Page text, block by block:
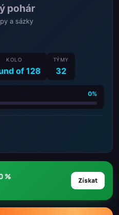
pohár
a sázky
KOLO
of 128
TÝMY
32
0%
% Získat